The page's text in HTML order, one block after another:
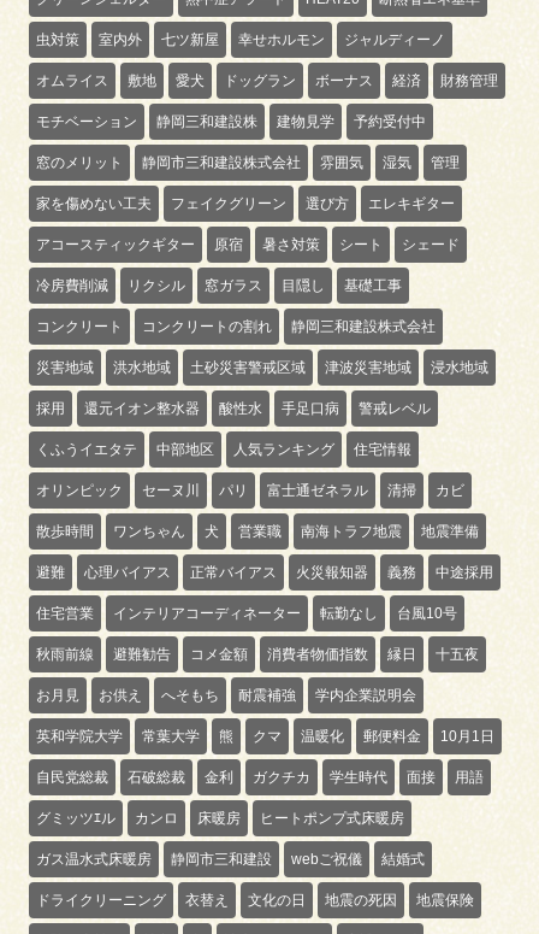
虫対策 室内外 七ツ新屋 幸せホルモン ジャルディーノ
オムライス 敷地 愛犬 ドッグラン ボーナス 経済 財務管理
モチベーション 静岡三和建設株 建物見学 予約受付中
窓のメリット 静岡市三和建設株式会社 雰囲気 湿気 管理
家を傷めない工夫 フェイクグリーン 選び方 エレキギター
アコースティックギター 原宿 暑さ対策 シート シェード
冷房費削減 リクシル 窓ガラス 目隠し 基礎工事
コンクリート コンクリートの割れ 静岡三和建設株式会社
災害地域 洪水地域 土砂災害警戒区域 津波災害地域 浸水地域
採用 還元イオン整水器 酸性水 手足口病 警戒レベル
くふうイエタテ 中部地区 人気ランキング 住宅情報
オリンピック セーヌ川 パリ 富士通ゼネラル 清掃 カビ
散歩時間 ワンちゃん 犬 営業職 南海トラフ地震 地震準備
避難 心理バイアス 正常バイアス 火災報知器 義務 中途採用
住宅営業 インテリアコーディネーター 転勤なし 台風10号
秋雨前線 避難勧告 コメ金額 消費者物価指数 縁日 十五夜
お月見 お供え へそもち 耐震補強 学内企業説明会
英和学院大学 常葉大学 熊 クマ 温暖化 郵便料金 10月1日
自民党総裁 石破総裁 金利 ガクチカ 学生時代 面接 用語
グミッツｴル カンロ 床暖房 ヒートポンプ式床暖房
ガス温水式床暖房 静岡市三和建設 webご祝儀 結婚式
ドライクリーニング 衣替え 文化の日 地震の死因 地震保険